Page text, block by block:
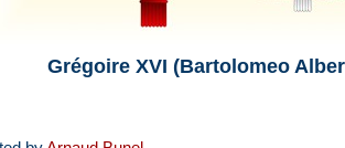
Grégoire XVI (Bartolomeo